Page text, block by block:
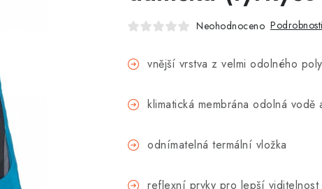
Neohodnoceno
vnější vrstva z velmi odolného
klimatická membrána odolná vodě
odnímatelná termální vložka
reflexní prvky pro lepší viditelnost